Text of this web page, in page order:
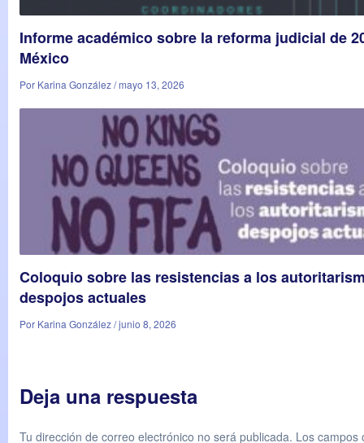
Informe académico sobre la reforma judicial de
México
Por Karina González / mayo 13, 2026
Coloquio sobre las resistencias a los
despojos actuales
Por Karina González / junio 8, 2026
Deja una respuesta
Tu dirección de correo electrónico no será publicada. Los campos